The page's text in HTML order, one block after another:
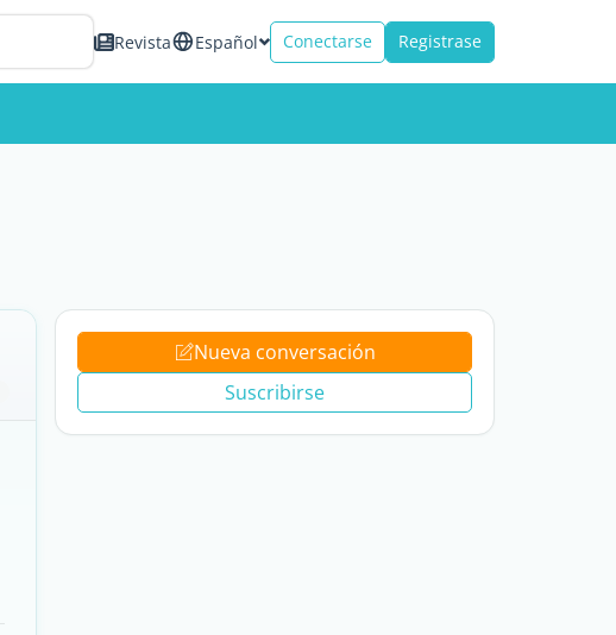
Revista Español Conectarse Registrase
Nueva conversación
Suscribirse